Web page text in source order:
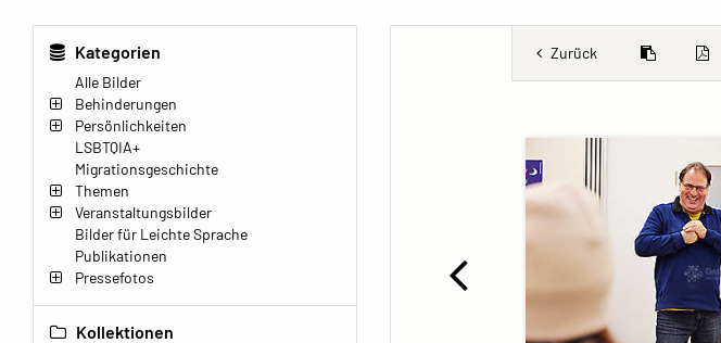
Kategorien
Alle Bilder
Behinderungen
Persönlichkeiten
LSBTQIA+
Migrationsgeschichte
Themen
Veranstaltungsbilder
Bilder für Leichte Sprache
Publikationen
Pressefotos
Kollektionen
Zurück